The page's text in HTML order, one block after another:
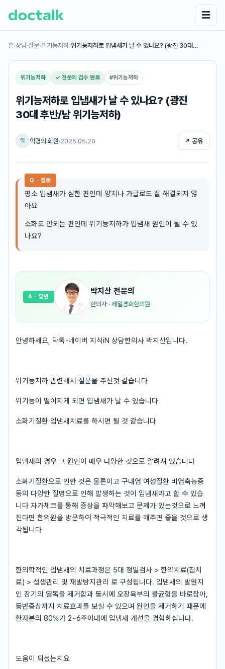
☰
홈›상담·질문›위기능저하›위기능저하로 입냄새가 날 수 있나요? (광진 30대…
위기능저하 ✓ 전문의 검수 완료 #위기능저하
위기능저하로 입냄새가 날 수 있나요? (광진
30대 후반/남 위기능저하)
익 익명의 회원·2025.05.20 ↗ 공유
Q · 질문
평소 입냄새가 심한 편인데 양치나 가글로도 잘 해결되지 않
아요
소화도 안되는 편인데 위기능저하가 입냄새 원인이 될 수 있
나요?
박지산 전문의
한의사 · 제일경희한의원
A · 답변
안녕하세요, 닥톡-네이버 지식iN 상담한의사 박지산입니다.
위기능저하 관련해서 질문을 주신것 같습니다
위기능이 떨어지게 되면 입냄새가 날 수 있습니다
소화기질환 입냄새치료를 하시면 될 것 같습니다
입냄새의 경우 그 원인이 매우 다양한 것으로 알려져 있습니다
소화기질환으로 인한 것은 물론이고 구내염 여성질환 비염축농증
등의 다양한 질병으로 인해 발생하는 것이 입냄새라고 할 수 있습
니다 자가체크를 통해 증상을 파악해보고 문제가 있는것으로 느껴
진다면 한의원을 방문하여 적극적인 치료를 해주면 좋을 것으로 생
각됩니다
한의학적인 입냄새의 치료과정은 5대 정밀검사 > 한약치료(침치
료) > 섭생관리 및 재발방지관리 로 구성됩니다. 입냄새의 발원지
인 장기의 열독을 제거함과 동시에 오장육부의 불균형을 바로잡아,
동반증상까지 치료효과를 보실 수 있으며 원인을 제거하기 때문에
환자분의 80%가 2~6주이내에 입냄새 개선을 경험하십니다.
도움이 되셨는지요